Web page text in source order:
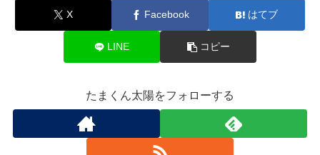
X Facebook はてブ
LINE コピー
たまくん太陽をフォローする